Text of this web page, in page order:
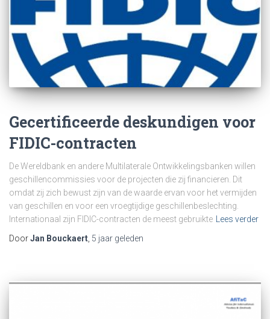
Gecertificeerde deskundigen voor
FIDIC-contracten
De Wereldbank en andere Multilaterale Ontwikkelingsbanken willen
geschillencommissies voor de projecten die zij financieren. Dit
omdat zij zich bewust zijn van de waarde ervan voor het vermijden
van geschillen en voor een vroegtijdige geschillenbeslechting.
Internationaal zijn FIDIC-contracten de meest gebruikte
Lees verder
DoorJan Bouckaert 5 jaar geleden